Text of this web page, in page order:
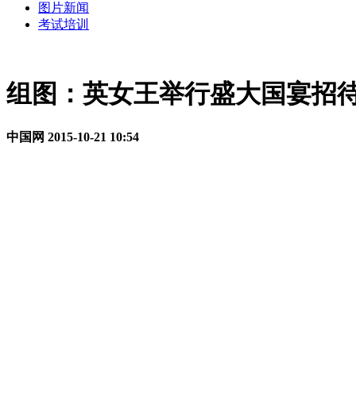
图片新闻
考试培训
组图：英女王举行盛大国宴招
中国网 2015-10-21 10:54